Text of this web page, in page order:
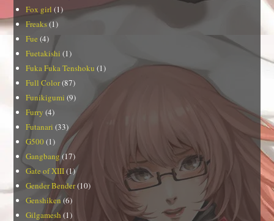
Fox girl (1)
Freaks(1)
Fue (4)
Fuetakishi (1)
Fuka Fuka Tenshoku (1)
Full Color(87)
Funikigumi (9)
Furry (4)
Futanari (33)
G500 (1)
Gangbang(17)
Gate of XIII(1)
Gender Bender(10)
Genshiken(6)
Gilgamesh (1)